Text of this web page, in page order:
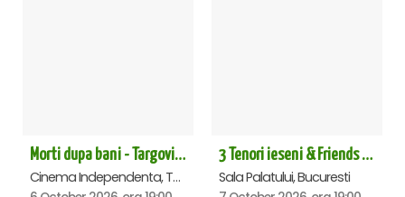
Morti dupa bani - Targoviste
Cinema Independenta, Targoviste
3 Tenori ieseni & Friends - Sala Palatului
Sala Palatului, Bucuresti